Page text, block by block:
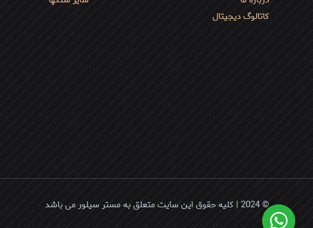
کاتالوگ دیجیتال
© 2024 | کلیه حقوق این سایت متعلق به مستر سیلور می باشد